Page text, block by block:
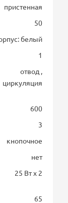
пристенная
50
белый
1
отвод ,
циркуляция
600
3
кнопочное
нет
25 Вт х 2
65